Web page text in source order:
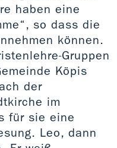
haben eine
so dass die
können.
Gruppen
Köpis
der
im
für sie eine
Leo, dann